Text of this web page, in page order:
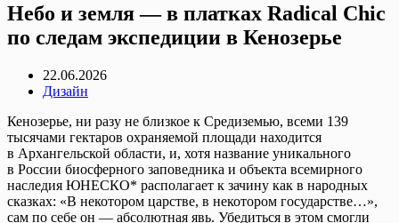
Небо и земля — в платках Radical Chic
по следам экспедиции в Кенозерье
22.06.2026
Дизайн
Кенозерье, ни разу не близкое к Средиземью, всеми 139
тысячами гектаров охраняемой площади находится
в Архангельской области, и, хотя название уникального
в России биосферного заповедника и объекта всемирного
наследия ЮНЕСКО* располагает к зачину как в народных
сказках: «В некотором царстве, в некотором государстве…»,
сам по себе он — абсолютная явь. Убедиться в этом смогли